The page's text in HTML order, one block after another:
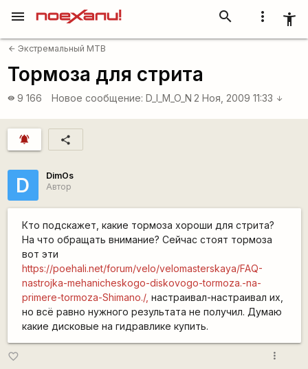
more_vert accessibility_new
search
menu
arrow_back Экстремальный MTB
Тормоза для стрита
visibility 9 166 Новое сообщение: D_I_M_O_N 2 Ноя, 2009 11:33 arrow_downward
notifications_active share
D
DimOs
Автор
Кто подскажет, какие тормоза хороши для стрита?
На что обращать внимание? Сейчас стоят тормоза
вот эти
https://poehali.net/forum/velo/velomasterskaya/FAQ-
nastrojka-mehanicheskogo-diskovogo-tormoza.-na-
primere-tormoza-Shimano./, настраивал-настраивал их,
но всё равно нужного результата не получил. Думаю
какие дисковые на гидравлике купить.
favorite_border more_vert